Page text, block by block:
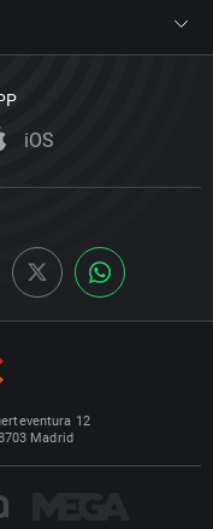
iOS
12
Madrid